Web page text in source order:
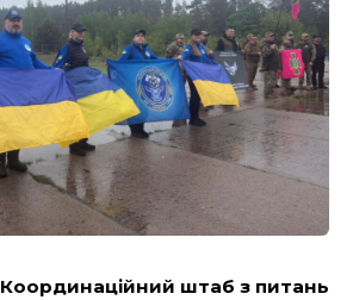
Координаційний штаб з питань